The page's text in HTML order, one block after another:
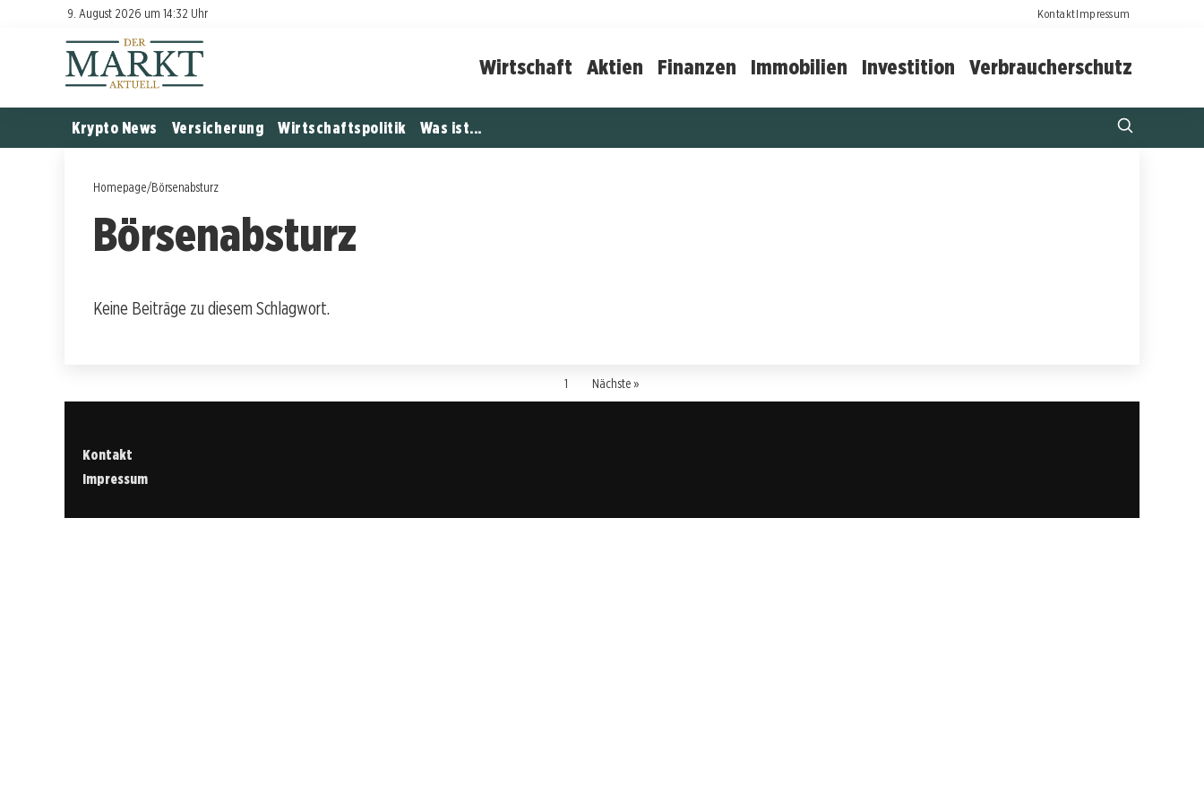
9. August 2026 um 14:32 Uhr KontaktImpressum
Wirtschaft Aktien Finanzen Immobilien Investition Verbraucherschutz
Krypto News Versicherung Wirtschaftspolitik Was ist...
Homepage/Börsenabsturz
Börsenabsturz
Keine Beiträge zu diesem Schlagwort.
1 Nächste »
Kontakt
Impressum